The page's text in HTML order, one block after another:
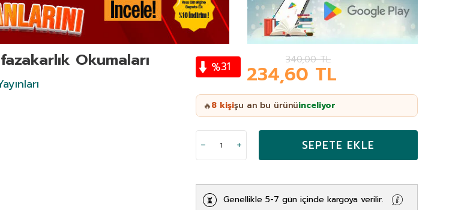
Okumaları %31 340,00TL
234,60 TL
🔥8 kişişu an bu ürünüinceliyor
SEPETE EKLE
Genellikle 5-7 gün içinde kargoya verilir.